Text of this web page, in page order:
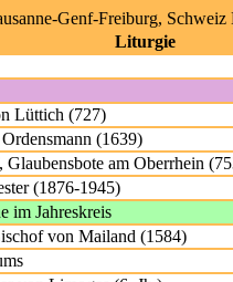
Genf-Freiburg, Schweiz
Liturgie
Lüttich (727)
(1639)
am Oberrhein
(1876-1945)
im Jahreskreis
von Mailand (1584)